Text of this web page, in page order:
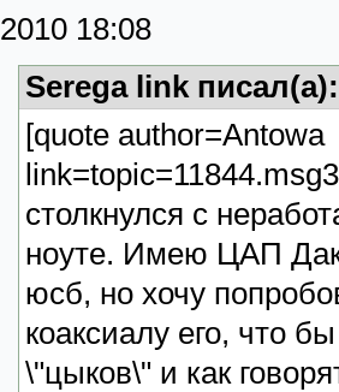
2010 18:08
Serega link писал(а):
[quote author=Antowa
столкнулся с
ноуте. Имею ЦАП
юсб, но хочу
коаксиалу его, что
\"цыков\" и как